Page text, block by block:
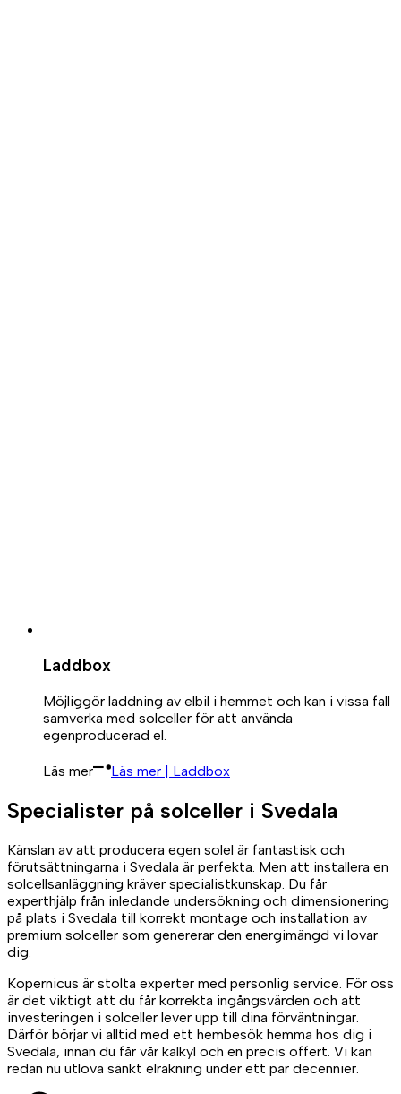
Laddbox
Möjliggör laddning av elbil i hemmet och kan i vissa fall
samverka med solceller för att använda
egenproducerad el.
Läs mer Läs mer | Laddbox
Specialister på solceller i Svedala
Känslan av att producera egen solel är fantastisk och
förutsättningarna i Svedala är perfekta. Men att installera en
solcellsanläggning kräver specialistkunskap. Du får
experthjälp från inledande undersökning och dimensionering
på plats i Svedala till korrekt montage och installation av
premium solceller som genererar den energimängd vi lovar
dig.
Kopernicus är stolta experter med personlig service. För oss
är det viktigt att du får korrekta ingångsvärden och att
investeringen i solceller lever upp till dina förväntningar.
Därför börjar vi alltid med ett hembesök hemma hos dig i
Svedala, innan du får vår kalkyl och en precis offert. Vi kan
redan nu utlova sänkt elräkning under ett par decennier.